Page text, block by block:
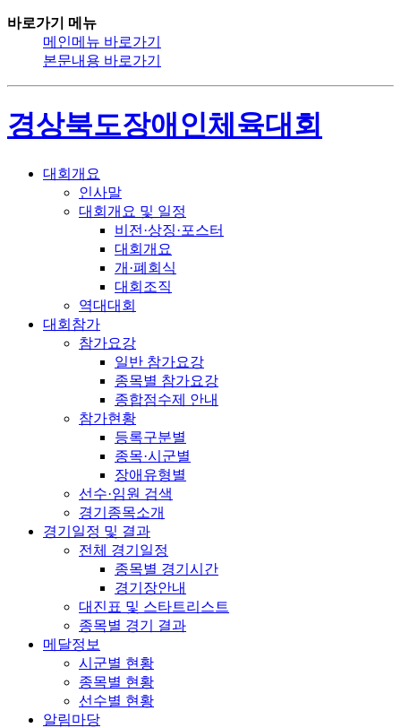
바로가기 메뉴
메인메뉴 바로가기
본문내용 바로가기
경상북도장애인체육대회
대회개요
인사말
대회개요 및 일정
비전·상징·포스터
대회개요
개·폐회식
대회조직
역대대회
대회참가
참가요강
일반 참가요강
종목별 참가요강
종합점수제 안내
참가현황
등록구분별
종목·시군별
장애유형별
선수·임원 검색
경기종목소개
경기일정 및 결과
전체 경기일정
종목별 경기시간
경기장안내
대진표 및 스타트리스트
종목별 경기 결과
메달정보
시군별 현황
종목별 현황
선수별 현황
알림마당